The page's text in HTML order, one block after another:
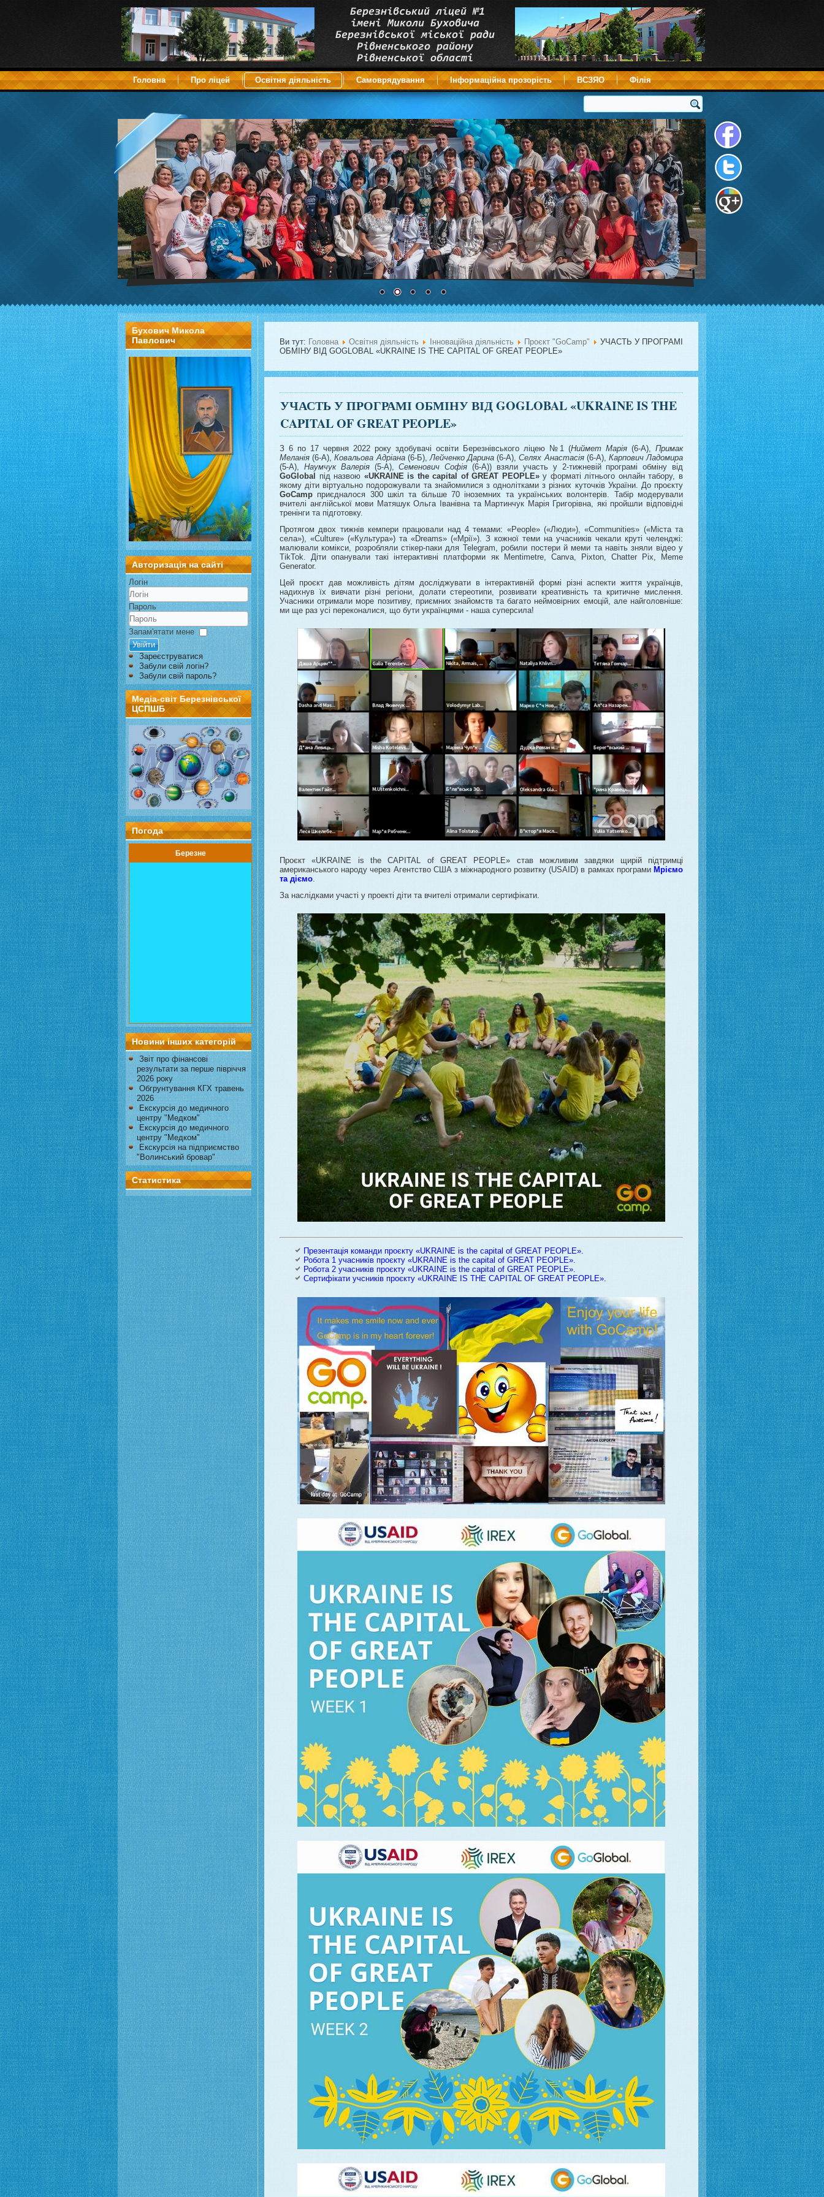
Головна Про ліцей Освітня діяльність Самоврядування Інформаційна прозорість ВСЗЯО Філія
Бухович Микола
Павлович
Авторизація на сайті
Логін
Пароль
Запам'ятати мене
Увійти
Зареєструватися
Забули свій логін?
Забули свій пароль?
Медіа-світ Березнівської
ЦСПШБ
Погода
Березне
Новини інших категорій
Звіт про фінансові
результати за перше півріччя
2026 року
Обгрунтування КГХ травень
2026
Екскурсія до медичного
центру "Медком"
Екскурсія до медичного
центру "Медком"
Екскурсія на підприємство
"Волинський бровар"
Статистика
Ви тут: Головна Освітня діяльність Інноваційна діяльність Проєкт "GoCamp"
УЧАСТЬ У ПРОГРАМІ
ОБМІНУ ВІД GOGLOBAL «UKRAINE IS THE CAPITAL OF GREAT PEOPLE»
УЧАСТЬ У ПРОГРАМІ ОБМІНУ ВІД GOGLOBAL «UKRAINE IS THE
CAPITAL OF GREAT PEOPLE»
З 6 по 17 червня 2022 року здобувачі освіти Березнівського ліцею №1 (Ниймет Марія (6-А), Примак
Меланія (6-А),Ковальова Адріана(6-Б),Лейченко Дарина(6-А),Селях Анастасія(6-А), Карпович Ладомира
(5-А), Наумчук Валерія(5-А),Семенович Софія (6-А)) взяли участь у 2-тижневій програмі обміну від
GoGlobal
під назвою «UKRAINE is the capital of GREAT PEOPLE»у форматі літнього онлайн табору, в
якому діти віртуально подорожували та знайомилися з однолітками з різних куточків України. До проєкту
GoCamp приєдналося 300 шкіл та більше 70 іноземних та українських волонтерів. Табір модерували
вчителі англійської мови Матяшук Ольга Іванівна та Мартинчук Марія Григорівна, які пройшли відповідні
тренінги та підготовку.
Протягом двох тижнів кемпери працювали над 4 темами: «People» («Люди»), «Communities» («Міста та
села»), «Culture» («Культура») та «Dreams» («Мрії»). З кожної теми на учасників чекали круті челенджі:
малювали комікси, розробляли стікер-паки для Telegram, робили постери й меми та навіть зняли відео у
TikTok. Діти опанували такі інтерактивні платформи як Mentimetre, Canva, Pixton, Chatter Pix, Meme
Generator.
Цей проєкт дав можливість дітям досліджувати в інтерактивній формі різні аспекти життя українців,
надихнув їх вивчати різні регіони, долати стереотипи, розвивати креативність та критичне мислення.
Учасники отримали море позитиву, приємних знайомств та багато неймовірних емоцій, але найголовніше:
ми ще раз усі переконалися, що бути українцями - наша суперсила!
Проєкт «UKRAINE is the CAPITAL of GREAT PEOPLE» став можливим завдяки щирій підтримці
американського народу через Агентство США з міжнародного розвитку (USAID) в рамках програми Мріємо
та діємо.
За наслідками участі у проекті діти та вчителі отримали сертифікати.
Презентація команди проєкту «UKRAINE is the capital of GREAT PEOPLE».
Робота 1 учасників проєкту «UKRAINE is the capital of GREAT PEOPLE».
Робота 2 учасників проєкту «UKRAINE is the capital of GREAT PEOPLE».
Сертифікати учсників проєкту «UKRAINE IS THE CAPITAL OF GREAT PEOPLE».